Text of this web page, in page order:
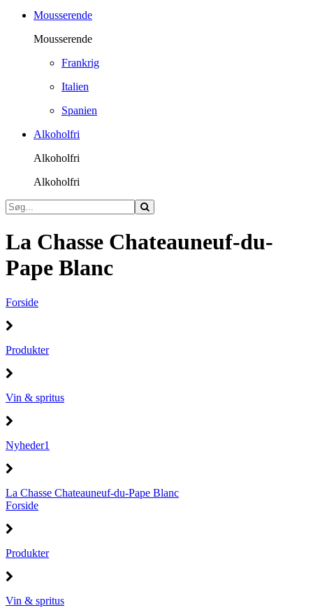
Mousserende
Mousserende
Frankrig
Italien
Spanien
Alkoholfri
Alkoholfri
Alkoholfri
La Chasse Chateauneuf-du-
Pape Blanc
Forside
Produkter
Vin & spritus
Nyheder1
La Chasse Chateauneuf-du-Pape Blanc
Forside
Produkter
Vin & spritus